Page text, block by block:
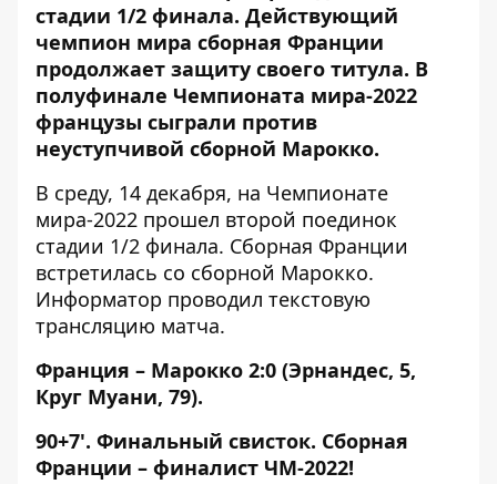
стадии 1/2 финала. Действующий
чемпион мира сборная Франции
продолжает защиту своего титула. В
полуфинале Чемпионата мира-2022
французы сыграли против
неуступчивой сборной Марокко.
В среду, 14 декабря, на Чемпионате
мира-2022 прошел второй поединок
стадии 1/2 финала. Сборная Франции
встретилась со сборной Марокко.
Информатор проводил текстовую
трансляцию матча.
Франция – Марокко 2:0 (Эрнандес, 5,
Круг Муани, 79).
90+7'. Финальный свисток. Сборная
Франции – финалист ЧМ-2022!